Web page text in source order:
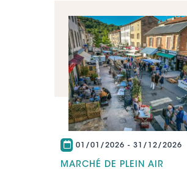
01/01/2026 - 31/12/2026
MARCHÉ DE PLEIN AIR